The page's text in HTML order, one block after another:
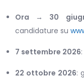
Ora → 30
candidature su
7 settembre 2026
22 ottobre 2026: